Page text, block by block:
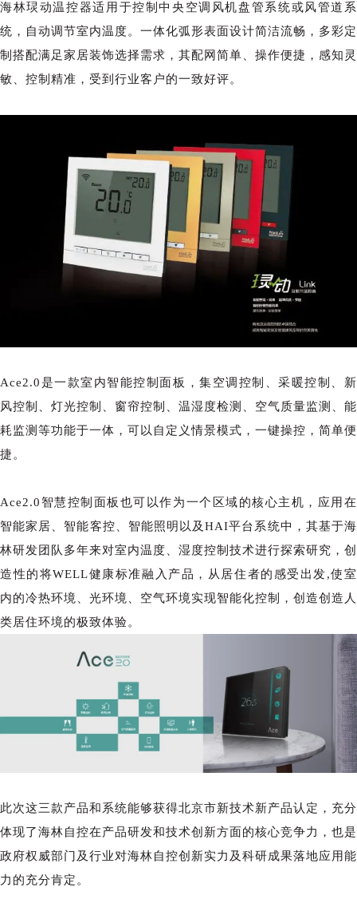
海林㻏动温控器适用于控制中央空调风机盘管系统或风管道系
统，自动调节室内温度。一体化弧形表面设计简洁流畅，多彩定
制搭配满足家居装饰选择需求，其配网简单、操作便捷，感知灵
敏、控制精准，受到行业客户的一致好评。
Ace2.0是一款室内智能控制面板，集空调控制、采暖控制、新
风控制、灯光控制、窗帘控制、温湿度检测、空气质量监测、能
耗监测等功能于一体，可以自定义情景模式，一键操控，简单便
捷。
Ace2.0 智慧控制面板 也可以作为一个区域的核心主机，应用在
智能家居、智能客控、智能照明以及HAI平台系统中，其基于海
林研发团队多年来对室内温度、湿度控制技术进行探索研究，创
造性的将WELL健康标准融入产品，从居住者的感受出发,使室
内的冷热环境、光环境、空气环境实现智能化控制，创造创造人
类居住环境的极致体验。
此次这三款产品和系统能够获得北京市新技术新产品认定，充分
体现了海林自控在产品研发和技术创新方面的核心竞争力，也是
政府权威部门及行业对海林自控创新实力及科研成果落地应用能
力的充分肯定。